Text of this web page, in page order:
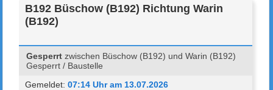
B192 Büschow (B192) Richtung Warin
(B192)
Gesperrt zwischen Büschow (B192) und Warin (B192)
Gesperrt / Baustelle
Gemeldet:07:14 Uhr am 13.07.2026